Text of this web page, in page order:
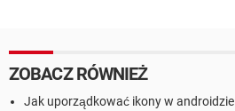
ZOBACZ RÓWNIEŻ
Jak uporządkować ikony w androidzie